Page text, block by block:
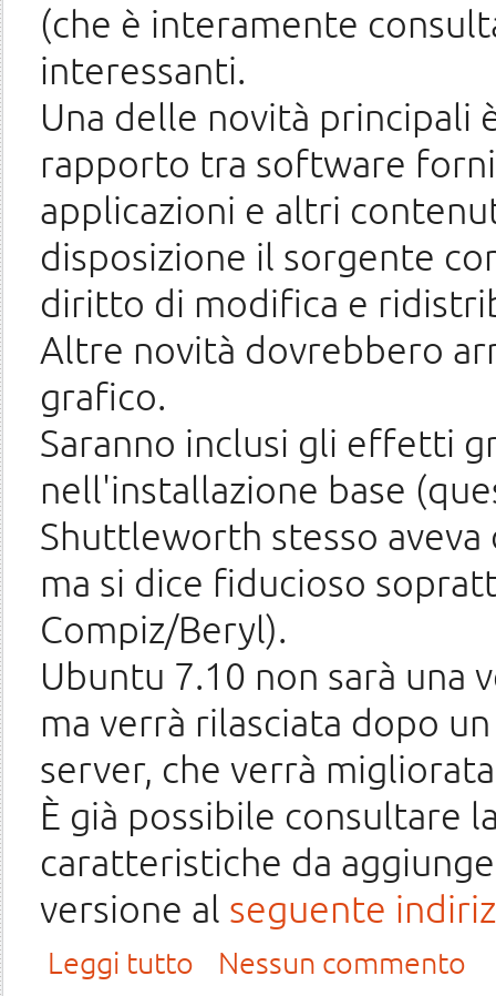
(che è interamente
interessanti.
Una delle novità principali
rapporto tra software
applicazioni e altri
disposizione il sorgente
diritto di modifica e
Altre novità dovrebbero
grafico.
Saranno inclusi gli effetti
nell'installazione base
Shuttleworth stesso
ma si dice fiducioso
Compiz/Beryl).
Ubuntu 7.10 non sarà una
ma verrà rilasciata dopo
server, che verrà
È già possibile consultare
caratteristiche da
versione al seguente
Leggi tutto Nessun commento